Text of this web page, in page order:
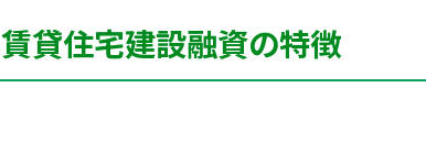
貸住宅建設融資の特徴